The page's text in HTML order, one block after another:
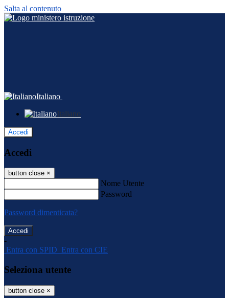
Salta al contenuto
Italiano
Italiano
Accedi
Accedi
button close ×
Nome Utente
Password
Password dimenticata?
-
Entra con SPID Entra con CIE
Seleziona utente
button close ×